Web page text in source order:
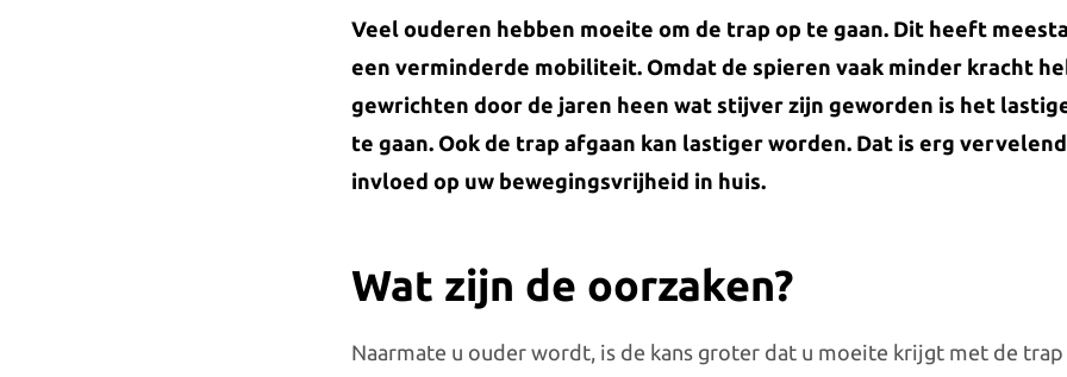
Veel ouderen hebben moeite om de trap op te gaan. Dit heeft
een verminderde mobiliteit. Omdat de spieren vaak minder kracht
gewrichten door de jaren heen wat stijver zijn geworden is het
te gaan. Ook de trap afgaan kan lastiger worden. Dat is erg
invloed op uw bewegingsvrijheid in huis.
Wat zijn de oorzaken?
Naarmate u ouder wordt, is de kans groter dat u moeite krijgt met de trap